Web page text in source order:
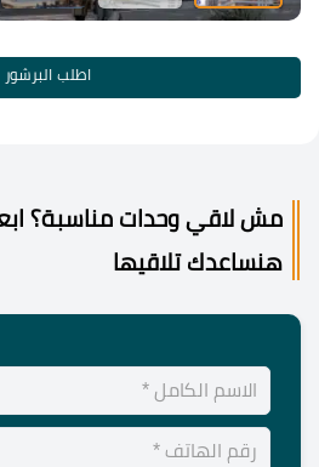
اطلب البرشور
مش لاقي وحدات مناسبة؟
هنساعدك تلاقيها